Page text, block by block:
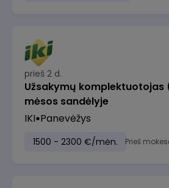
prieš 2 d.
Užsakymų komplektuotojas
mėsos sandėlyje
IKI Panevėžys
1500 - 2300 €/mėn. Prieš